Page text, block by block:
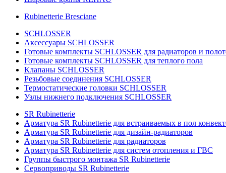
Rubinetterie Bresciane
SCHLOSSER
Аксессуары SCHLOSSER
Готовые комплекты SCHLOSSER для радиаторов и
Готовые комплекты SCHLOSSER для теплого пола
Клапаны SCHLOSSER
Резьбовые соединения SCHLOSSER
Термостатические головки SCHLOSSER
Узлы нижнего подключения SCHLOSSER
SR Rubinetterie
Арматура SR Rubinetterie для встраиваемых в пол
Арматура SR Rubinetterie для дизайн-радиаторов
Арматура SR Rubinetterie для радиаторов
Арматура SR Rubinetterie для систем отопления и ГВС
Группы быстрого монтажа SR Rubinetterie
Сервоприводы SR Rubinetterie